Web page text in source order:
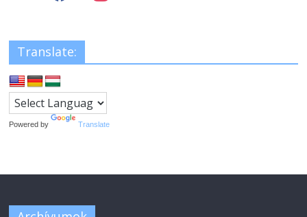
Translate:
Powered by Translate